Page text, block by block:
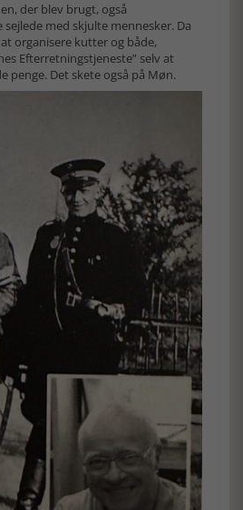
der blev brugt, også
med skjulte mennesker. Da
organisere kutter og både,
Efterretningstjeneste” selv at
penge. Det skete også på Møn.